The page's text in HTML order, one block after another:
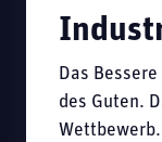
Das
des Guten.